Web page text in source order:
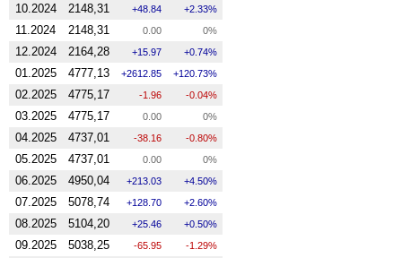
10.2024 2148,31 48.84 2.33%
11.2024 2148,31 0.00 0%
12.2024 2164,28 15.97 0.74%
01.2025 4777,13 2612.85 120.73%
02.2025 4775,17 -1.96 -0.04%
03.2025 4775,17 0.00 0%
04.2025 4737,01 -38.16 -0.80%
05.2025 4737,01 0.00 0%
06.2025 4950,04 213.03 4.50%
07.2025 5078,74 128.70 2.60%
08.2025 5104,20 25.46 0.50%
09.2025 5038,25 -65.95 -1.29%